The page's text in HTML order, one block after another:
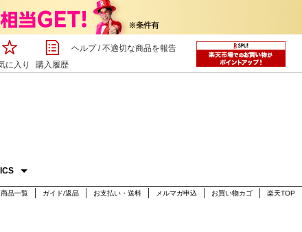
に入り 購入履歴
ヘルプ/不適切な商品を報告
楽天TOP
お買い物カゴ
メルマガ申込
お支払い・送料
ガイド/返品
商品一覧